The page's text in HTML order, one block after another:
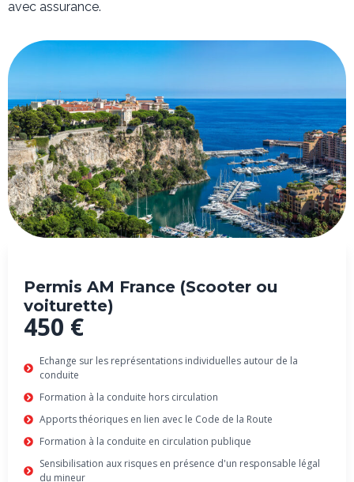
avec assurance.
Permis AM France (Scooter ou
voiturette)
450 €
Echange sur les représentations individuelles autour de la
conduite
Formation à la conduite hors circulation
Apports théoriques en lien avec le Code de la Route
Formation à la conduite en circulation publique
Sensibilisation aux risques en présence d'un responsable légal
du mineur